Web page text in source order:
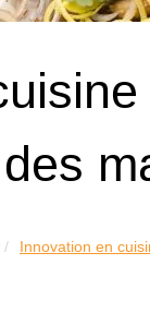
Innovation en